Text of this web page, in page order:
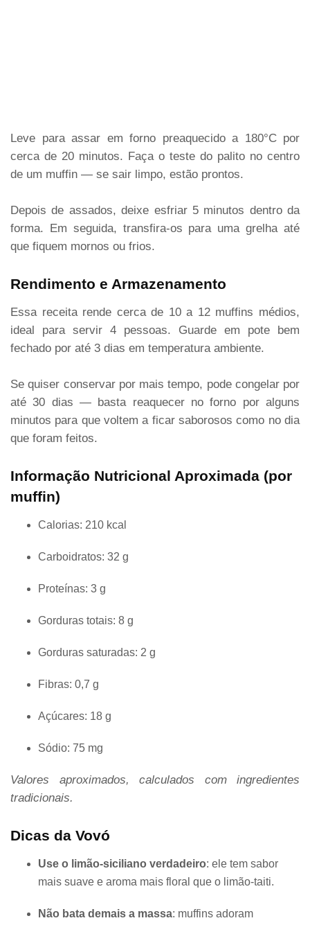
Leve para assar em forno preaquecido a 180°C por
cerca de 20 minutos. Faça o teste do palito no centro
de um muffin — se sair limpo, estão prontos.
Depois de assados, deixe esfriar 5 minutos dentro da
forma. Em seguida, transfira-os para uma grelha até
que fiquem mornos ou frios.
Rendimento e Armazenamento
Essa receita rende cerca de 10 a 12 muffins médios,
ideal para servir 4 pessoas. Guarde em pote bem
fechado por até 3 dias em temperatura ambiente.
Se quiser conservar por mais tempo, pode congelar por
até 30 dias — basta reaquecer no forno por alguns
minutos para que voltem a ficar saborosos como no dia
que foram feitos.
Informação Nutricional Aproximada (por
muffin)
Calorias: 210 kcal
Carboidratos: 32 g
Proteínas: 3 g
Gorduras totais: 8 g
Gorduras saturadas: 2 g
Fibras: 0,7 g
Açúcares: 18 g
Sódio: 75 mg
Valores aproximados, calculados com ingredientes
tradicionais.
Dicas da Vovó
Use o limão-siciliano verdadeiro: ele tem sabor
mais suave e aroma mais floral que o limão-taiti.
Não bata demais a massa: muffins adoram